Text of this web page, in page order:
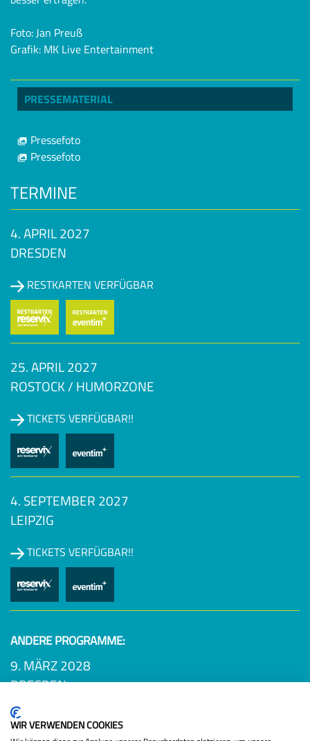
Foto: Jan Preuß
Grafik: MK Live Entertainment
PRESSEMATERIAL
Pressefoto
Pressefoto
TERMINE
4. APRIL 2027
DRESDEN
RESTKARTEN VERFÜGBAR
25. APRIL 2027
ROSTOCK / HUMORZONE
TICKETS VERFÜGBAR!!
4. SEPTEMBER 2027
LEIPZIG
TICKETS VERFÜGBAR!!
ANDERE PROGRAMME:
9. MÄRZ 2028
DRESDEN
NEUES PROGRAMM
WIR VERWENDEN COOKIES